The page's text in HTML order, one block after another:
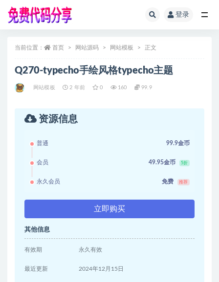
登录
当前位置： 首页 网站源码 网站模板 正文
Q270-typecho手绘风格typecho主题
网站模板 2 年前 0 160 99.9
资源信息
普通 99.9金币
会员 49.95金币 5折
永久会员 免费 推荐
立即购买
其他信息
有效期 永久有效
最近更新 2024年12月15日